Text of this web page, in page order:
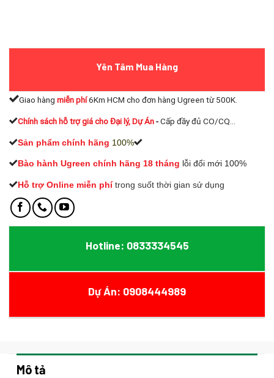
Yên Tâm Mua Hàng
Giao hàng miễn phí6Km HCM cho đơn hàng Ugreen từ 500K.
Chính sách hỗ trợ giá cho Đại lý, Dự Án-Cấp đầy đủ CO/CQ...
Sản phẩm chính hãng 100%
Bào hành Ugreen chính hãng 18 tháng lỗi đổi mới 100%
Hỗ trợ Online miễn phí trong suốt thời gian sử dụng
Hotline: 0833334545
Dự Án: 0908444989
Mô tả